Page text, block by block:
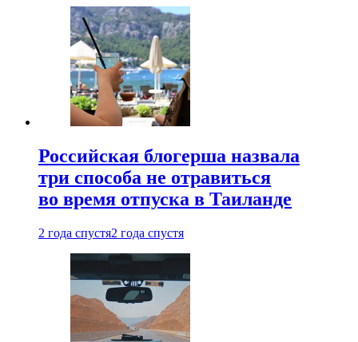
Российская блогерша назвала
три способа не отравиться
во время отпуска в Таиланде
2 года спустя2 года спустя